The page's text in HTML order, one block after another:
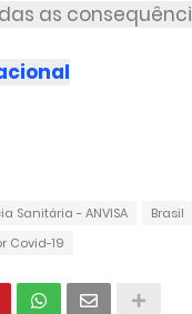
as
Sanitária - ANVISA Brasil
Covid-19